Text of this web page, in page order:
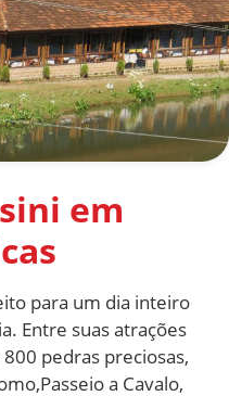
em
para um dia inteiro
Entre suas atrações
pedras preciosas,
a Cavalo,